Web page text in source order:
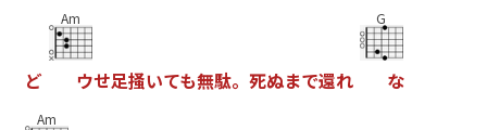
ど
Am
ウせ足掻いても無駄。 死ぬまで還れ
G
な
Am